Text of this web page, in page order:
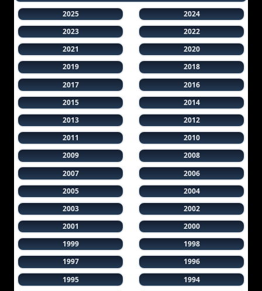
2025
2024
2023
2022
2021
2020
2019
2018
2017
2016
2015
2014
2013
2012
2011
2010
2009
2008
2007
2006
2005
2004
2003
2002
2001
2000
1999
1998
1997
1996
1995
1994